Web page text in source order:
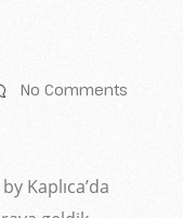
No Comments
Kaplıca’da